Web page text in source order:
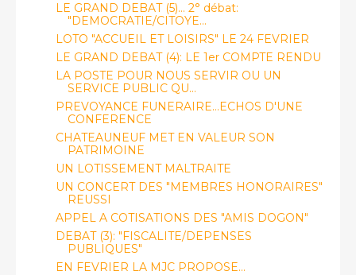
LE GRAND DEBAT (5)... 2° débat:
"DEMOCRATIE/CITOYE...
LOTO "ACCUEIL ET LOISIRS" LE 24 FEVRIER
LE GRAND DEBAT (4): LE 1er COMPTE RENDU
LA POSTE POUR NOUS SERVIR OU UN
SERVICE PUBLIC QU...
PREVOYANCE FUNERAIRE...ECHOS D'UNE
CONFERENCE
CHATEAUNEUF MET EN VALEUR SON
PATRIMOINE
UN LOTISSEMENT MALTRAITE
UN CONCERT DES "MEMBRES HONORAIRES"
REUSSI
APPEL A COTISATIONS DES "AMIS DOGON"
DEBAT (3): "FISCALITE/DEPENSES
PUBLIQUES"
EN FEVRIER LA MJC PROPOSE...